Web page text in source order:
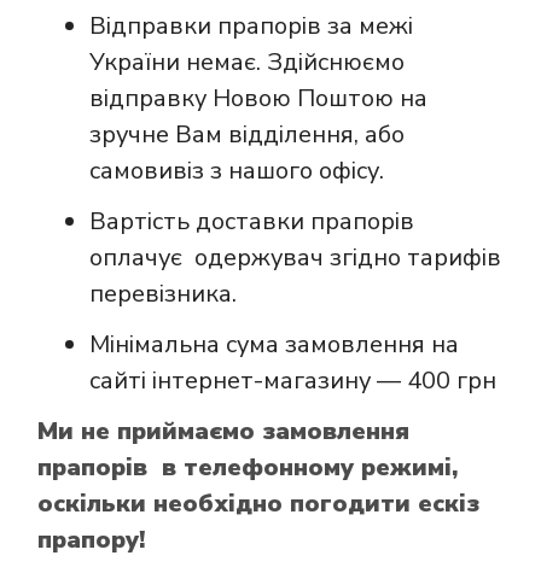
Відправки прапорів за межі
України немає. Здійснюємо
відправку Новою Поштою на
зручне Вам відділення, або
самовивіз з нашого офісу.
Вартість доставки прапорів
оплачує одержувач згідно тарифів
перевізника.
Мінімальна сума замовлення на
сайті інтернет-магазину — 400 грн
Ми не приймаємо замовлення
прапорів в телефонному режимі,
оскільки необхідно погодити ескіз
прапору!